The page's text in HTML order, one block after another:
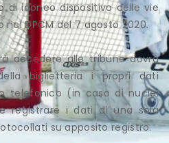
di idoneo dispositivo delle vie
DPCM del 7 agosto 2020.
accedere alle tribune dovrà
biglietteria i propri dati
telefonico (in caso di nuclei
registrare i dati di una sola
su apposito registro.